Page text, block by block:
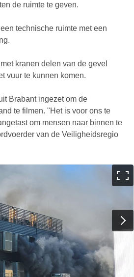
de ruimte te geven.
technische ruimte met een
kranen delen van de gevel
vuur te kunnen komen.
Brabant ingezet om de
te filmen. "Het is voor ons te
om mensen naar binnen te
van de Veiligheidsregio